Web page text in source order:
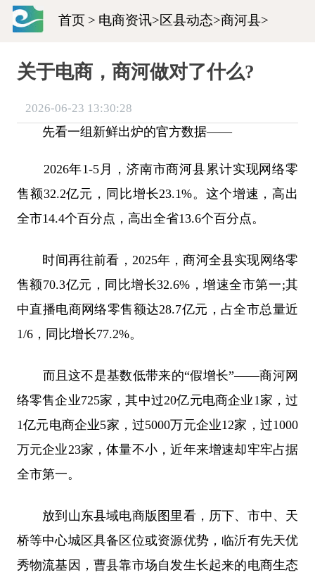
首页 > 电商资讯>区县动态>商河县>
关于电商，商河做对了什么?
2026-06-23 13:30:28
先看一组新鲜出炉的官方数据——
2026年1-5月，济南市商河县累计实现网络零
售额32.2亿元，同比增长23.1%。这个增速，高出
全市14.4个百分点，高出全省13.6个百分点。
时间再往前看，2025年，商河全县实现网络零
售额70.3亿元，同比增长32.6%，增速全市第一;其
中直播电商网络零售额达28.7亿元，占全市总量近
1/6，同比增长77.2%。
而且这不是基数低带来的“假增长”——商河网
络零售企业725家，其中过20亿元电商企业1家，过
1亿元电商企业5家，过5000万元企业12家，过1000
万元企业23家，体量不小，近年来增速却牢牢占据
全市第一。
放到山东县域电商版图里看，历下、市中、天
桥等中心城区具备区位或资源优势，临沂有先天优
秀物流基因，曹县靠市场自发生长起来的电商生态